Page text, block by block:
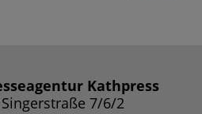
Kathpress
7/6/2